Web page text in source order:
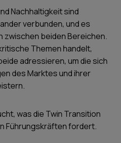
Nachhaltigkeit sind
verbunden, und es
zwischen beiden Bereichen.
Themen handelt,
adressieren, um die sich
des Marktes und ihrer
was die Twin Transition
Führungskräften fordert.